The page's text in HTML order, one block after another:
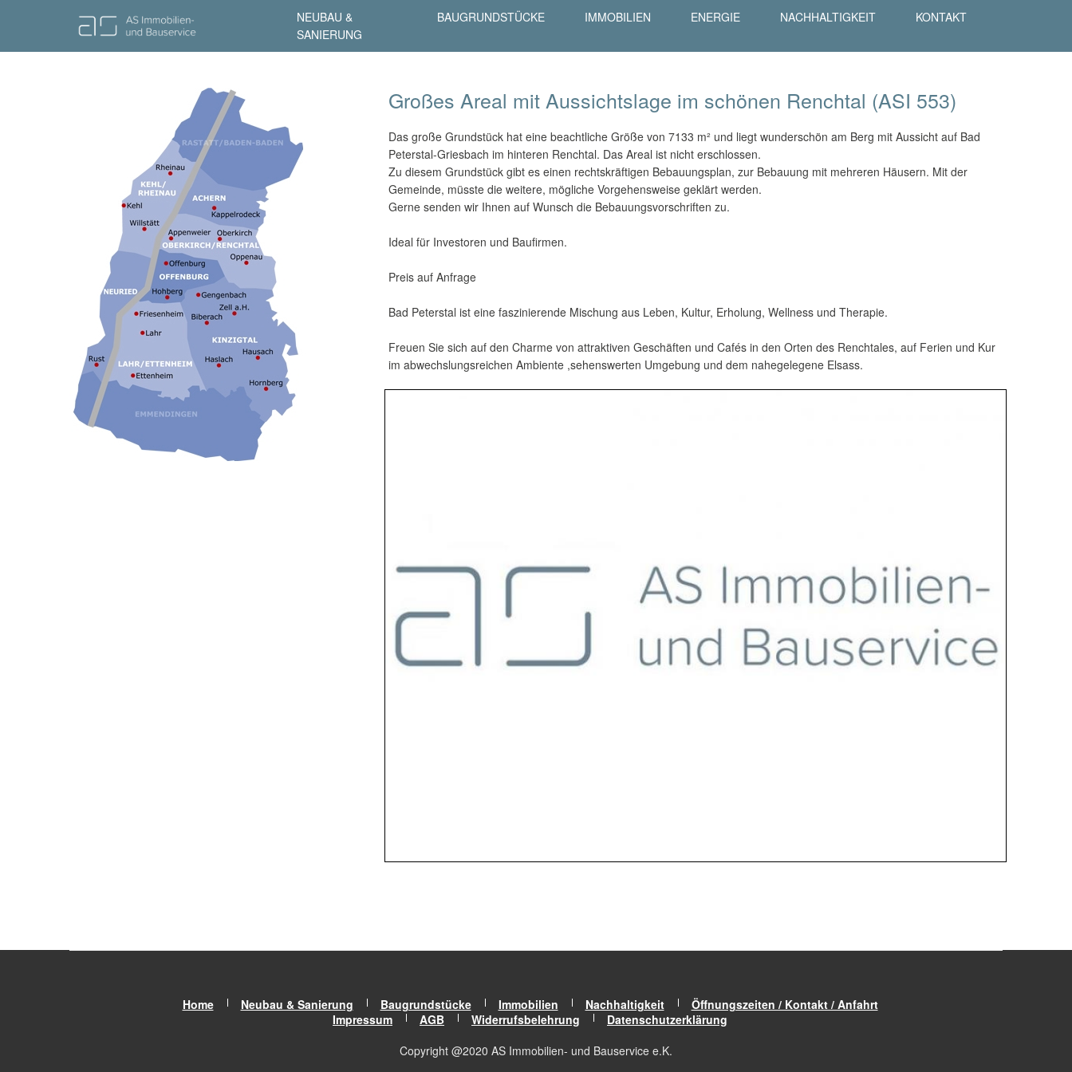
NEUBAU &
SANIERUNG
BAUGRUNDSTÜCKE IMMOBILIEN ENERGIE NACHHALTIGKEIT KONTAKT
Großes Areal mit Aussichtslage im schönen Renchtal (ASI 553)
Das große Grundstück hat eine beachtliche Größe von 7133 m² und liegt wunderschön am Berg mit Aussicht auf Bad
Peterstal-Griesbach im hinteren Renchtal. Das Areal ist nicht erschlossen.
Zu diesem Grundstück gibt es einen rechtskräftigen Bebauungsplan, zur Bebauung mit mehreren Häusern. Mit der
Gemeinde, müsste die weitere, mögliche Vorgehensweise geklärt werden.
Gerne senden wir Ihnen auf Wunsch die Bebauungsvorschriften zu.
Ideal für Investoren und Baufirmen.
Preis auf Anfrage
Bad Peterstal ist eine faszinierende Mischung aus Leben, Kultur, Erholung, Wellness und Therapie.
Freuen Sie sich auf den Charme von attraktiven Geschäften und Cafés in den Orten des Renchtales, auf Ferien und Kur
im abwechslungsreichen Ambiente ,sehenswerten Umgebung und dem nahegelegene Elsass.
Home Neubau & Sanierung Baugrundstücke Immobilien Nachhaltigkeit
Öffnungszeiten / Kontakt / Anfahrt
Impressum
AGB Widerrufsbelehrung
Datenschutzerklärung
Copyright @2020 AS Immobilien- und Bauservice e.K.